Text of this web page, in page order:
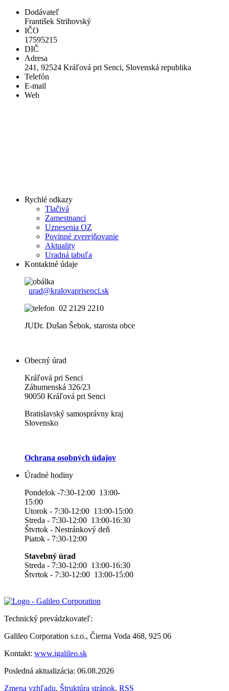
Dodávateľ
František Strihovský
IČO
17595215
DIČ
Adresa
241, 92524 Kráľová pri Senci, Slovenská republika
Telefón
E-mail
Web
Rychlé odkazy
Tlačivá
Zamestnanci
Uznesenia OZ
Povinné zverejňovanie
Aktuality
Uradná tabuľa
Kontaktné údaje
urad@kralovaprisenci.sk
02 2129 2210
JUDr. Dušan Šebok, starosta obce
Obecný úrad
Kráľová pri Senci
Záhumenská 326/23
90050 Kráľová pri Senci
Bratislavský samosprávny kraj
Slovensko
Ochrana osobných údajov
Úradné hodiny
Pondelok -7:30-12:00 13:00-
15:00
Utorok - 7:30-12:00 13:00-15:00
Streda - 7:30-12:00 13:00-16:30
Štvrtok - Nestránkový deň
Piatok - 7:30-12:00
Stavebný úrad
Streda - 7:30-12:00 13:00-16:30
Štvrtok - 7:30-12:00 13:00-15:00
Technický prevádzkovateľ:
Galileo Corporation s.r.o., Čierna Voda 468, 925 06
Kontakt: www.igalileo.sk
Posledná aktualizácia: 06.08.2026
Zmena vzhľadu, Štruktúra stránok, RSS